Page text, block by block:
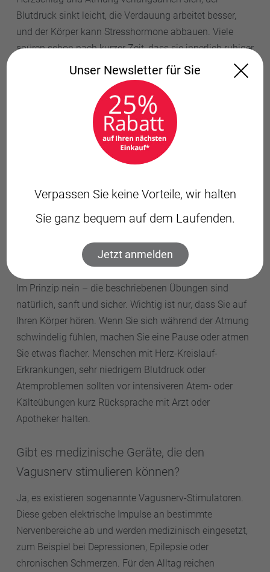
Blutdruck sinkt leicht, die Verdauung arbeitet besser,
und der Körper kann Stresshormone abbauen. Viele
spüren schon nach kurzer Zeit, dass sie innerlich ruhiger
werden, der Kopf klarer wird und die Anspannung
nachlässt. Auch die Schlafqualität kann sich
verbessern, weil der Körper leichter loslassen kann.
Wie oft und wie lange sollte ich Übungen
machen, um einen Effekt zu bemerken?
Minuten täglich reichen aus, um den Vagusnerv
Kann man bei der Aktivierung des
Vagusnervs etwas falsch machen?
Im Prinzip nein – die beschriebenen Übungen sind
natürlich, sanft und sicher. Wichtig ist nur, dass Sie auf
Ihren Körper hören. Wenn Sie sich während der Atmung
schwindelig fühlen, machen Sie eine Pause oder atmen
Sie etwas flacher. Menschen mit Herz-Kreislauf-
Erkrankungen, sehr niedrigem Blutdruck oder
Atemproblemen sollten vor intensiveren Atem- oder
Kälteübungen kurz Rücksprache mit Arzt oder
Apotheker halten.
Gibt es medizinische Geräte, die den
Vagusnerv stimulieren können?
Ja, es existieren sogenannte Vagusnerv-Stimulatoren.
Diese geben elektrische Impulse an bestimmte
Nervenbereiche ab und werden medizinisch eingesetzt,
zum Beispiel bei Depressionen, Epilepsie oder
chronischen Schmerzen. Für den Alltag reichen
Unser Newsletter für Sie
Verpassen Sie keine Vorteile, wir halten
Sie ganz bequem auf dem Laufenden.
Jetzt anmelden